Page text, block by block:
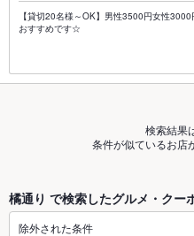
【貸切20名様～OK】男性3500円女性
おすすめです☆
検索結果
条件が似ているお店
橘通り で検索したグルメ・クー
除外された条件